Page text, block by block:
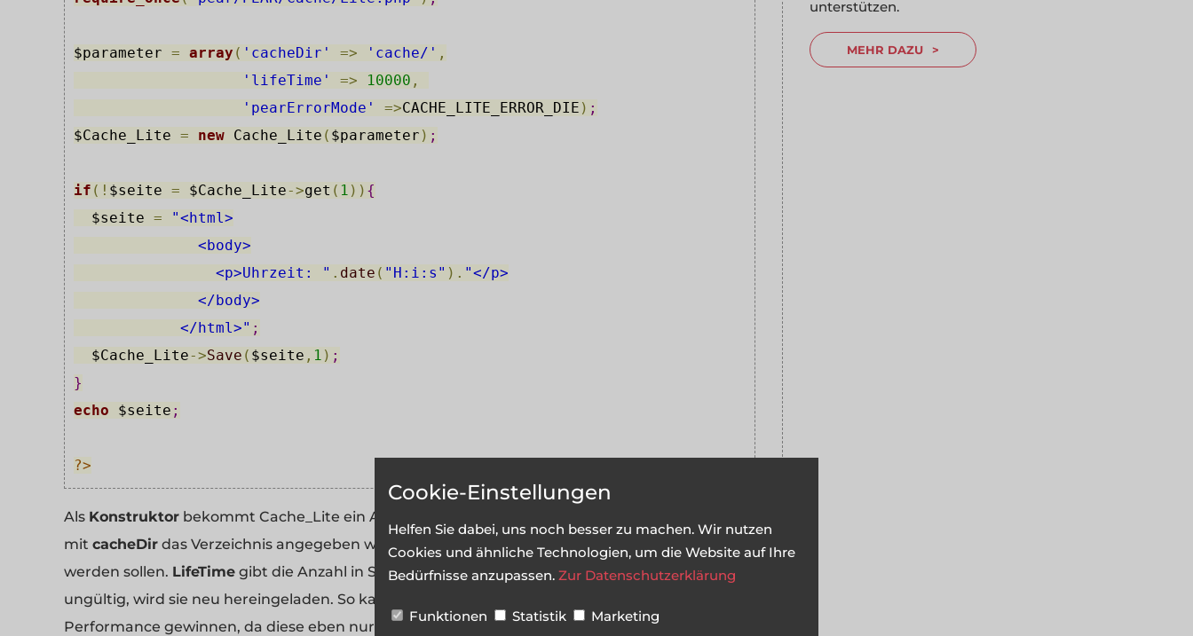
$parameter = array ( 'cacheDir' => 'cache/' ,
'lifeTime'
=> 10000 ,
'pearErrorMode'
=>CACHE_LITE_ERROR_DIE ) ;
$Cache_Lite = new Cache_Lite ( $parameter ) ;
if ( ! $seite = $Cache_Lite->get ( 1 ) ) {
$seite =
"<html>
              <body>
                <p>Uhrzeit: "
. date ( "H:i:s" ) . "</p>
              </body>
            </html>"
;
$Cache_Lite->Save ( $seite , 1 ) ;
}
echo
$seite ;
?>
Als Konstruktor bekommt Cache_Lite ein Array von Parametern(hier $parameter). Hier kann
mit cacheDir das Verzeichnis angegeben werden, in dem die gecachten Daten gespeichert
werden sollen. LifeTime gibt die Anzahl in Sekunden an, wie lange die Seite gültig ist. Ist sie
ungültig, wird sie neu hereingeladen. So kann man aktuelle Daten zeigen, aber trotzdem an
Performance gewinnen, da diese eben nur einmal in X Sekunden ausgelesen werden.
unterstützen.
MEHR DAZU
Cookie-Einstellungen
Helfen Sie dabei, uns noch besser zu machen. Wir nutzen
Cookies und ähnliche Technologien, um die Website auf Ihre
Bedürfnisse anzupassen. Zur Datenschutzerklärung
Funktionen Statistik Marketing